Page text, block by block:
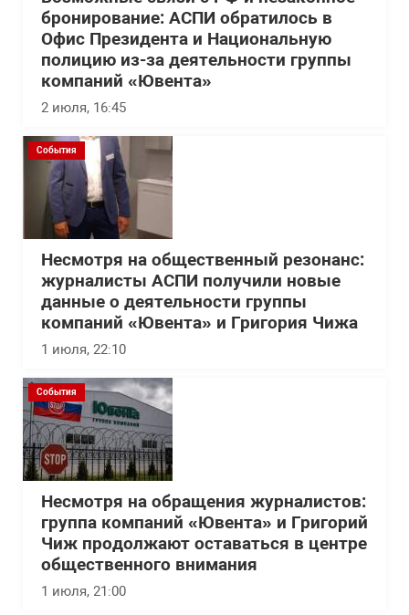
бронирование: АСПИ обратилось в
Офис Президента и Национальную
полицию из-за деятельности группы
компаний «Ювента»
2 июля, 16:45
События
Несмотря на общественный резонанс:
журналисты АСПИ получили новые
данные о деятельности группы
компаний «Ювента» и Григория Чижа
1 июля, 22:10
События
Несмотря на обращения журналистов:
группа компаний «Ювента» и Григорий
Чиж продолжают оставаться в центре
общественного внимания
1 июля, 21:00